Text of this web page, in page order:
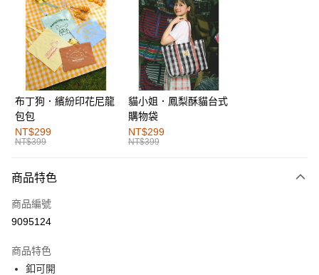
超商取貨付款
LINE Pay
街口支付
運送方式
全家取貨付款
每筆NT$60，滿NT$1,000(含以上)免運費
付款後全家取貨
萊爾富取貨付款
付款後萊爾富取貨
布丁狗．繽紛印花尼龍
包包
NT$299
NT$399
貓小姐．鳳梨酥貓台式
購物袋
NT$299
NT$399
商品特色
商品編號
9095124
商品特色
釦可開